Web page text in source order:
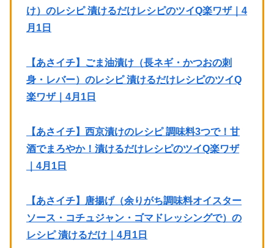
け）のレシピ 漬けるだけレシピのツイQ楽ワザ｜4
月1日
【あさイチ】ごま油漬け（長ネギ・かつおの刺
身・レバー）のレシピ 漬けるだけレシピのツイQ
楽ワザ｜4月1日
【あさイチ】西京漬けのレシピ 調味料3つで！甘
酒でまろやか！漬けるだけレシピのツイQ楽ワザ
｜4月1日
【あさイチ】唐揚げ（余りがち調味料オイスター
ソース・コチュジャン・ゴマドレッシングで）の
レシピ 漬けるだけ｜4月1日